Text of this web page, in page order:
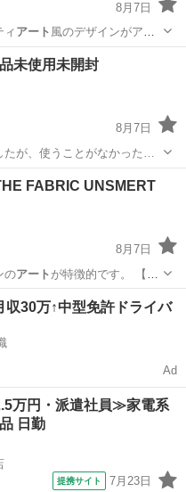
8月7日
ィ アート 風のデザインがアク
ング、ジョギング
未使用未開封
8月7日
たが、使うことがなかった…
FABRIC UNSMERT
8月7日
のアート が特徴的です。 【以
UNION
収30万↑中型免許ドライバ
Ad
万円・派遣社員≫家電系
日勤
提携サイト 7月23日